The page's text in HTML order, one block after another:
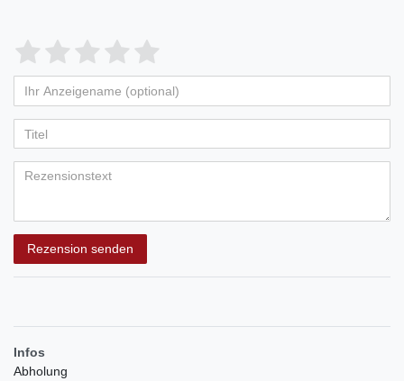
Bewertungssterne
von
5
Bewertungssternen
4
von
5
Bewertungssternen
3
von
5
Bewertungssternen
2
von
5
Bewertungssternen
1
von
5
Bewertungssternen
Anzeigename
(optional)
Rezension senden
Infos
Abholung